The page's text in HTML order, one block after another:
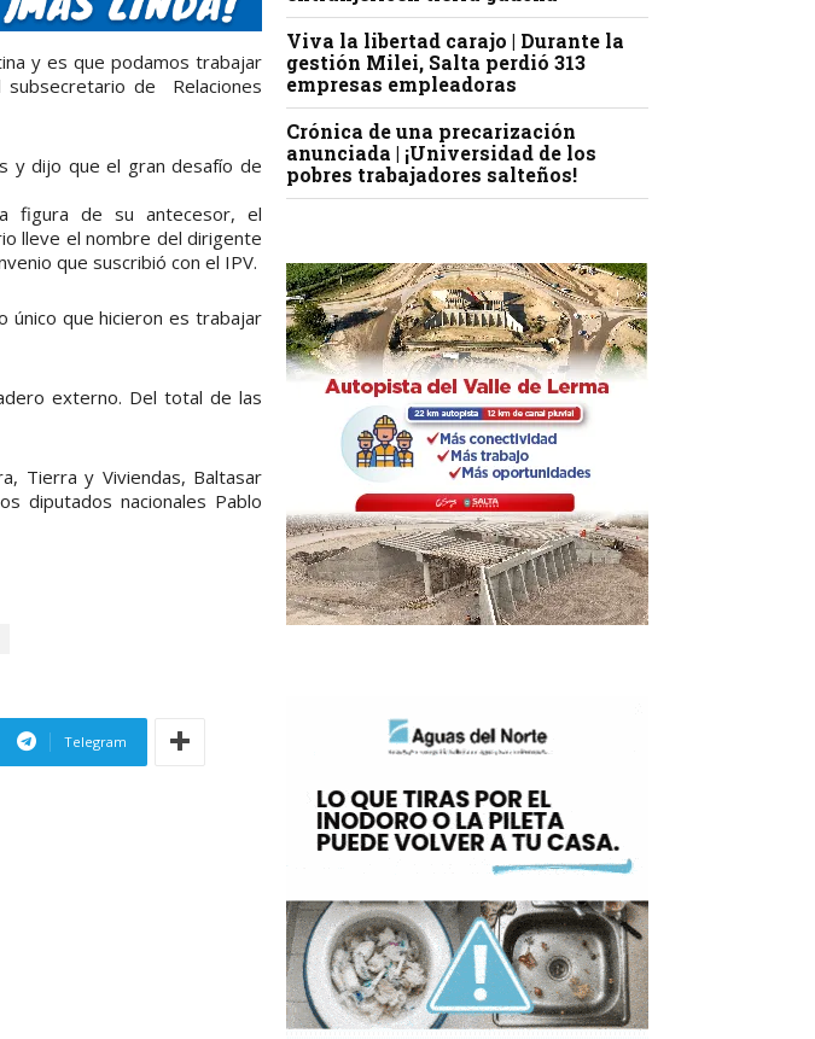
y es que podamos trabajar
subsecretario de Relaciones
y dijo que el gran desafío de
figura de su antecesor, el
lleve el nombre del dirigente
que suscribió con el IPV.
único que hicieron es trabajar
externo. Del total de las
Tierra y Viviendas, Baltasar
diputados nacionales Pablo
Telegram
Viva la libertad carajo | Durante la
gestión Milei, Salta perdió 313
empresas empleadoras
Crónica de una precarización
anunciada | ¡Universidad de los
pobres trabajadores salteños!